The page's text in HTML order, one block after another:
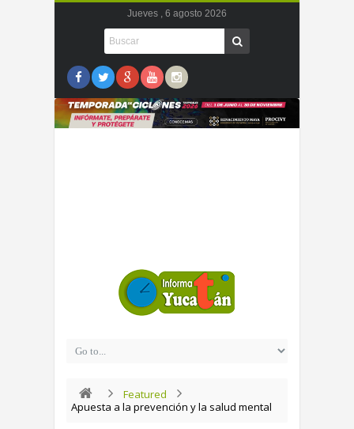
Jueves , 6 agosto 2026
Featured
Apuesta a la prevención y la salud mental